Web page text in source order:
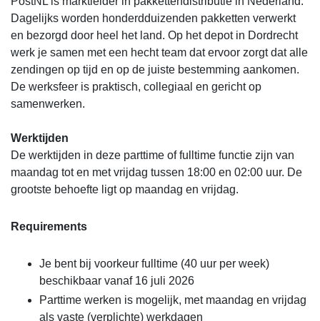
Dagelijks worden honderdduizenden pakketten verwerkt
en bezorgd door heel het land. Op het depot in Dordrecht
werk je samen met een hecht team dat ervoor zorgt dat alle
zendingen op tijd en op de juiste bestemming aankomen.
De werksfeer is praktisch, collegiaal en gericht op
samenwerken.
Werktijden
De werktijden in deze parttime of fulltime functie zijn van
maandag tot en met vrijdag tussen 18:00 en 02:00 uur. De
grootste behoefte ligt op maandag en vrijdag.
Requirements
Je bent bij voorkeur fulltime (40 uur per week)
beschikbaar vanaf 16 juli 2026
Parttime werken is mogelijk, met maandag en vrijdag
als vaste (verplichte) werkdagen